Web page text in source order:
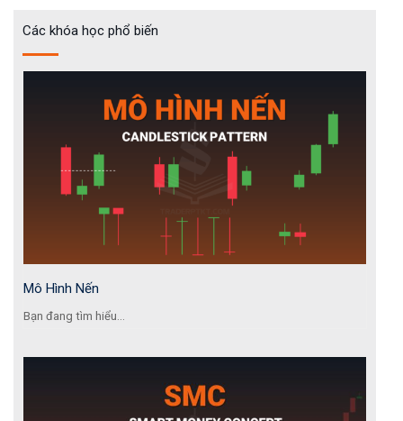
Các khóa học phổ biến
Mô Hình Nến
Bạn đang tìm hiểu...